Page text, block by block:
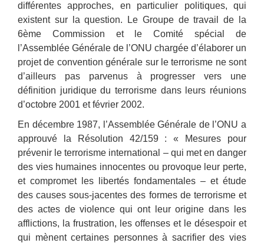
différentes approches, en particulier politiques, qui
existent sur la question. Le Groupe de travail de la
6ème Commission et le Comité spécial de
l’Assemblée Générale de l’ONU chargée d’élaborer un
projet de convention générale sur le terrorisme ne sont
d’ailleurs pas parvenus à progresser vers une
définition juridique du terrorisme dans leurs réunions
d’octobre 2001 et février 2002.
En décembre 1987, l’Assemblée Générale de l’ONU a
approuvé la Résolution 42/159 : « Mesures pour
prévenir le terrorisme international – qui met en danger
des vies humaines innocentes ou provoque leur perte,
et compromet les libertés fondamentales – et étude
des causes sous-jacentes des formes de terrorisme et
des actes de violence qui ont leur origine dans les
afflictions, la frustration, les offenses et le désespoir et
qui mènent certaines personnes à sacrifier des vies